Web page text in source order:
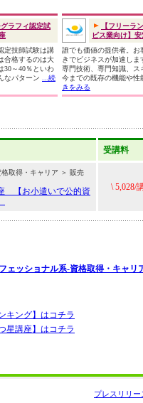
ラフィ認定試
定技師試験は講
合格するのは大
30～40％といわ
なパターン
...続
【フリーラ
ビス業向け】
誰でも価値の提供者。お
きでビジネスが加速しま
専門技術、専門知識、ス
今までの既存の機能や性
きをみる
受講料
取得・キャリア ＞ 販売
【お小遣いで公的資
\ 5,028/
ェッショナル系-資格取得・キャリ
キング】はコチラ
星講座】はコチラ
プレスリリー